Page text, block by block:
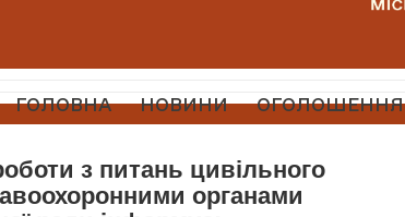
ГОЛОВНА НОВИНИ ОГОЛОШЕННЯ
з питань цивільного
органами